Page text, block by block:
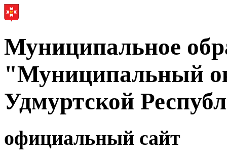
Муниципальное
"Муниципальный
Удмуртской
официальный сайт